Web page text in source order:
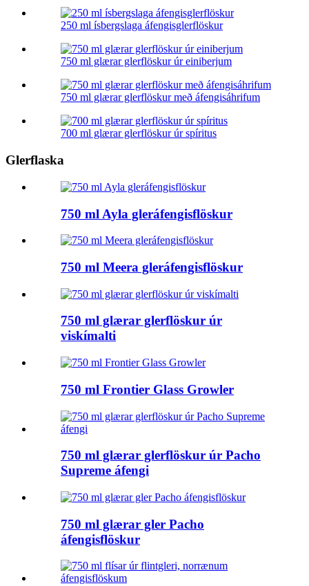
250 ml ísbergslaga áfengisglerflöskur
750 ml glærar glerflöskur úr einiberjum
750 ml glærar glerflöskur með áfengisáhrifum
700 ml glærar glerflöskur úr spíritus
Glerflaska
750 ml Ayla gleráfengisflöskur
750 ml Meera gleráfengisflöskur
750 ml glærar glerflöskur úr
viskímalti
750 ml Frontier Glass Growler
750 ml glærar glerflöskur úr Pacho
Supreme áfengi
750 ml glærar gler Pacho
áfengisflöskur